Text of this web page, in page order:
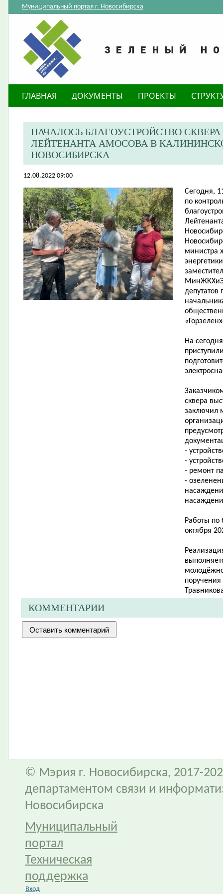
Муниципальный портал г. Новосибирска
ГЛАВНАЯ ДОКУМЕНТЫ ПРОЕКТЫ
НАЧАЛОСЬ БЛАГОУСТРОЙСТВО
ЛЕЙТЕНАНТА АМОСОВА В
НОВОСИБИРСКА
12.08.2022 09:00
Сегодня,
по
министра
МинЖКХиЭ
На
сквера
заключил
-
-
- ремонт
-
Работы по
октября
поручения
КОММЕНТАРИИ
© Мэрия г. Новосибирска, 2017-
департаментом связи и
Новосибирска
Муниципальный
портал
Техническая
поддержка
Вход